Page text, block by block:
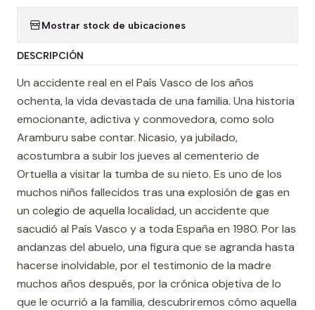
Mostrar stock de ubicaciones
DESCRIPCIÓN
Un accidente real en el País Vasco de los años
ochenta, la vida devastada de una familia. Una historia
emocionante, adictiva y conmovedora, como solo
Aramburu sabe contar. Nicasio, ya jubilado,
acostumbra a subir los jueves al cementerio de
Ortuella a visitar la tumba de su nieto. Es uno de los
muchos niños fallecidos tras una explosión de gas en
un colegio de aquella localidad, un accidente que
sacudió al País Vasco y a toda España en 1980. Por las
andanzas del abuelo, una figura que se agranda hasta
hacerse inolvidable, por el testimonio de la madre
muchos años después, por la crónica objetiva de lo
que le ocurrió a la familia, descubriremos cómo aquella